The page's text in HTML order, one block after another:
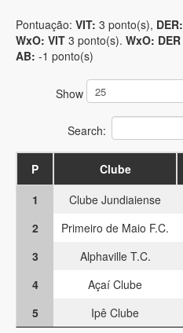
Pontuação: VIT: 3 ponto(s), DER:
WxO: VIT 3 ponto(s). WxO: DER
AB: -1 ponto(s)
Show
Search:
P Clube
1
Clube Jundiaiense
2
Primeiro de Maio F.C.
3
Alphaville T.C.
4
Açaí Clube
5
Ipê Clube